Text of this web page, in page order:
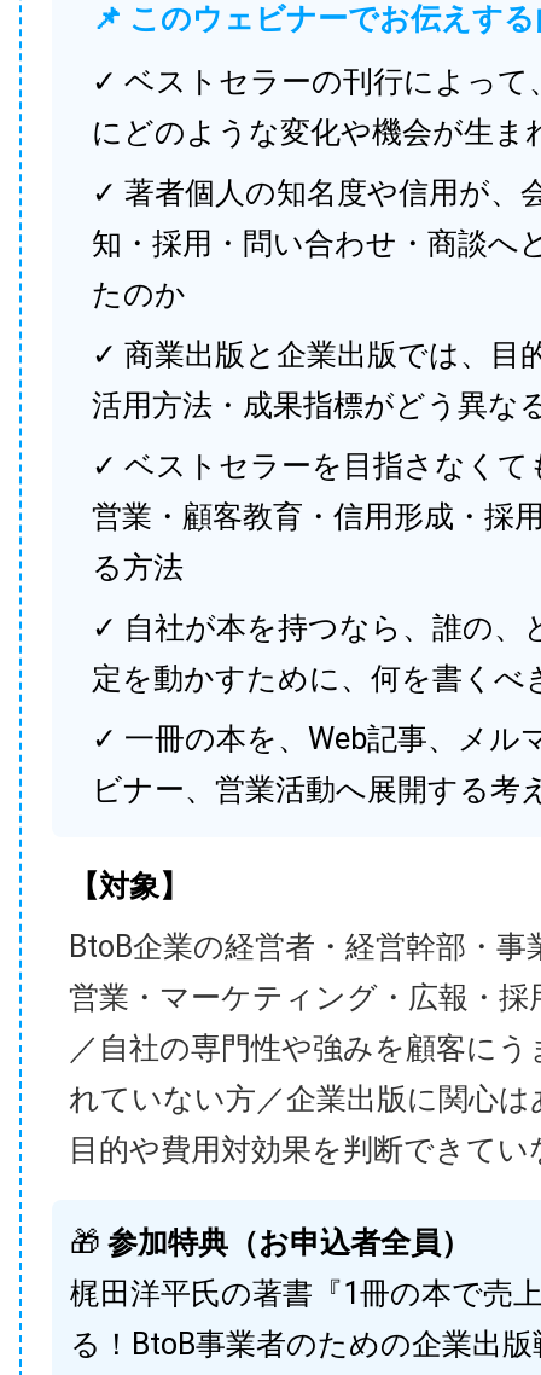
📌 このウェビナーでお伝えす
✓ ベストセラーの刊行によって
にどのような変化や機会が生ま
✓ 著者個人の知名度や信用が、
知・採用・問い合わせ・商談へ
たのか
✓ 商業出版と企業出版では、目
活用方法・成果指標がどう異な
✓ ベストセラーを目指さなくて
営業・顧客教育・信用形成・採
る方法
✓ 自社が本を持つなら、誰の、
定を動かすために、何を書くべ
✓ 一冊の本を、Web記事、メル
ビナー、営業活動へ展開する考
【対象】
BtoB企業の経営者・経営幹部・事
営業・マーケティング・広報・採
／自社の専門性や強みを顧客に
れていない方／企業出版に関心
目的や費用対効果を判断できてい
🎁 参加特典（お申込者全員）
梶田洋平氏の著書『1冊の本で売
る！BtoB事業者のための企業出